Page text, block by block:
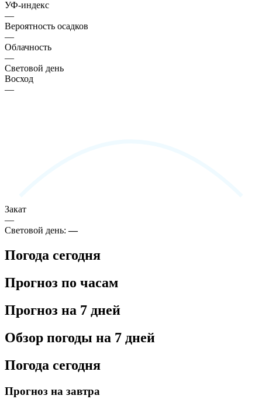
УФ-индекс
—
Вероятность осадков
—
Облачность
—
Световой день
Восход
—
Закат
—
Световой день:—
Погода сегодня
Прогноз по часам
Прогноз на 7 дней
Обзор погоды на 7 дней
Погода сегодня
Прогноз на завтра